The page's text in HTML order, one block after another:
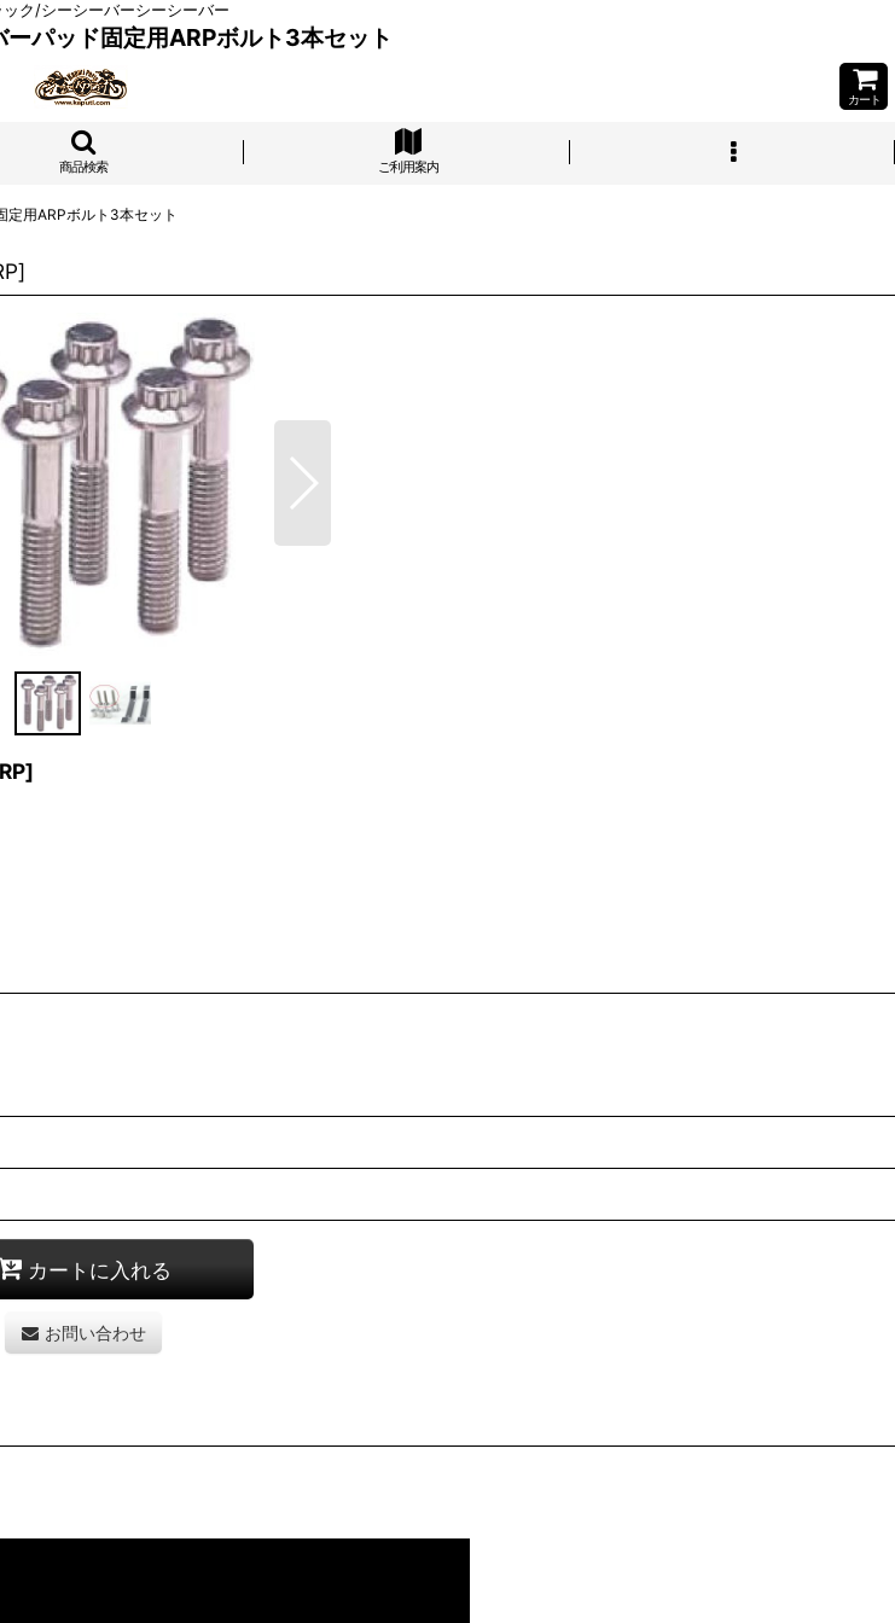
ク/シーシーバーシーシーバー
パッド固定用ARPボルト3本セット
カート
商品検索 ご利用案内
定用ARPボルト3本セット
]
]
カートに入れる
お問い合わせ